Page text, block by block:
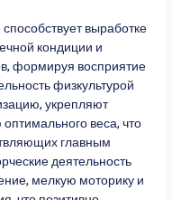
выработке
кондиции и
формируя восприятие
физкультурой
укрепляют
веса, что
главным
деятельность
мелкую моторику и